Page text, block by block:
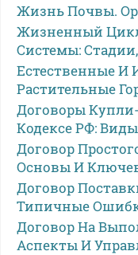
Жизнь Почвы.
Жизненный
Системы:
Естественные И
Растительные
Договоры
Кодексе РФ:
Договор
Основы И
Договор
Типичные
Договор На
Аспекты И